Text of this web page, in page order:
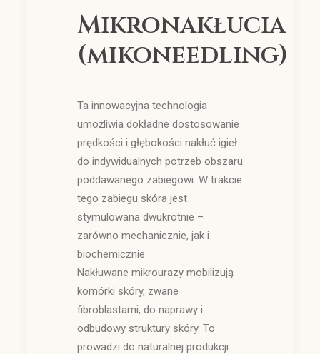
Mikronakłucia
(mikoneedling)
Ta innowacyjna technologia
umożliwia dokładne dostosowanie
prędkości i głębokości nakłuć igieł
do indywidualnych potrzeb obszaru
poddawanego zabiegowi. W trakcie
tego zabiegu skóra jest
stymulowana dwukrotnie –
zarówno mechanicznie, jak i
biochemicznie.
Nakłuwane mikrourazy mobilizują
komórki skóry, zwane
fibroblastami, do naprawy i
odbudowy struktury skóry. To
prowadzi do naturalnej produkcji